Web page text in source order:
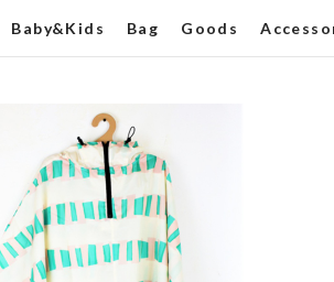
Baby&Kids Bag Goods